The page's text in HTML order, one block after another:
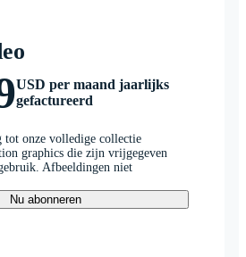
USD per maand jaarlijks
gefactureerd
tot onze volledige collectie
graphics die zijn vrijgegeven
Afbeeldingen niet
Nu abonneren